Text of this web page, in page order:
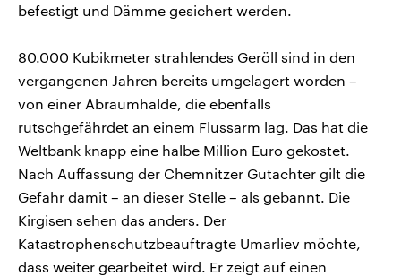
befestigt und Dämme gesichert werden.
80.000 Kubikmeter strahlendes Geröll sind in den
vergangenen Jahren bereits umgelagert worden –
von einer Abraumhalde, die ebenfalls
rutschgefährdet an einem Flussarm lag. Das hat die
Weltbank knapp eine halbe Million Euro gekostet.
Nach Auffassung der Chemnitzer Gutachter gilt die
Gefahr damit – an dieser Stelle – als gebannt. Die
Kirgisen sehen das anders. Der
Katastrophenschutzbeauftragte Umarliev möchte,
dass weiter gearbeitet wird. Er zeigt auf einen